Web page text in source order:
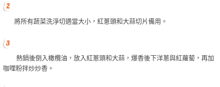
將所有蔬菜洗淨切適當大小，紅蔥頭和大蒜切片備用。
熱鍋後倒入橄欖油，放入紅蔥頭和大蒜，爆香後下洋蔥與紅蘿蔔，再加
咖哩粉拌炒炒香。